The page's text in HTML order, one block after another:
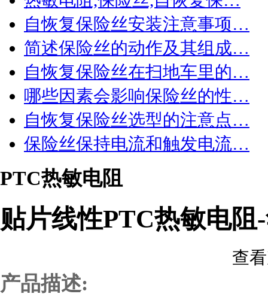
自恢复保险丝安装注意事项…
简述保险丝的动作及其组成…
自恢复保险丝在扫地车里的…
哪些因素会影响保险丝的性…
自恢复保险丝选型的注意点…
保险丝保持电流和触发电流…
PTC热敏电阻
贴片线性PTC热敏电阻
查
产品描述: